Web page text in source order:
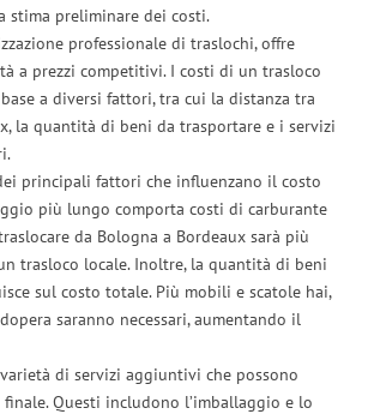
stima preliminare dei costi.
professionale di traslochi, offre
a prezzi competitivi. I costi di un trasloco
a diversi fattori, tra cui la distanza tra
la quantità di beni da trasportare e i servizi
principali fattori che influenzano il costo
più lungo comporta costi di carburante
da Bologna a Bordeaux sarà più
trasloco locale. Inoltre, la quantità di beni
sul costo totale. Più mobili e scatole hai,
saranno necessari, aumentando il
varietà di servizi aggiuntivi che possono
Questi includono l’imballaggio e lo